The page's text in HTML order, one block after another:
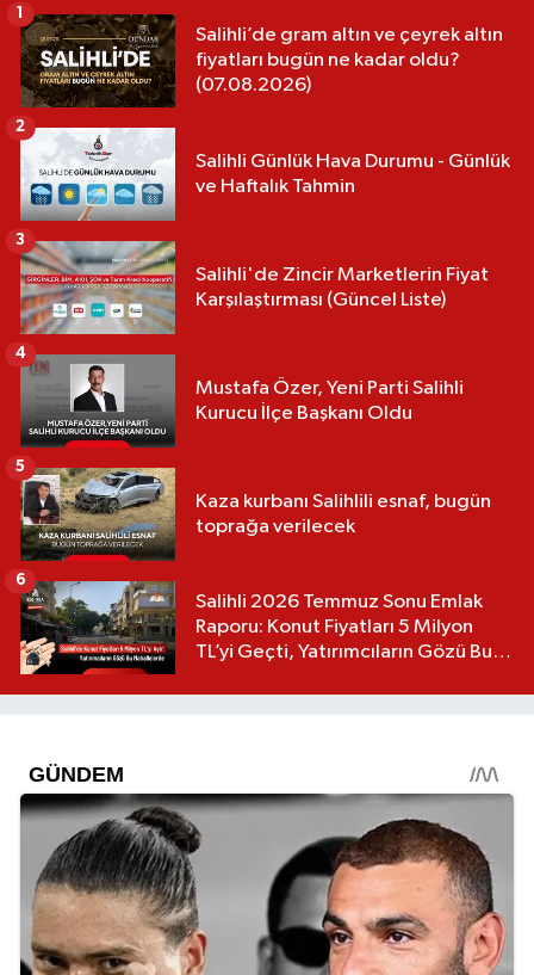
Salihli’de gram altın ve çeyrek altın
fiyatları bugün ne kadar oldu?
(07.08.2026)
1
Salihli Günlük Hava Durumu - Günlük
ve Haftalık Tahmin
2
Salihli'de Zincir Marketlerin Fiyat
Karşılaştırması (Güncel Liste)
3
Mustafa Özer, Yeni Parti Salihli
Kurucu İlçe Başkanı Oldu
4
Kaza kurbanı Salihlili esnaf, bugün
toprağa verilecek
5
Salihli 2026 Temmuz Sonu Emlak
Raporu: Konut Fiyatları 5 Milyon
TL’yi Geçti, Yatırımcıların Gözü Bu
6